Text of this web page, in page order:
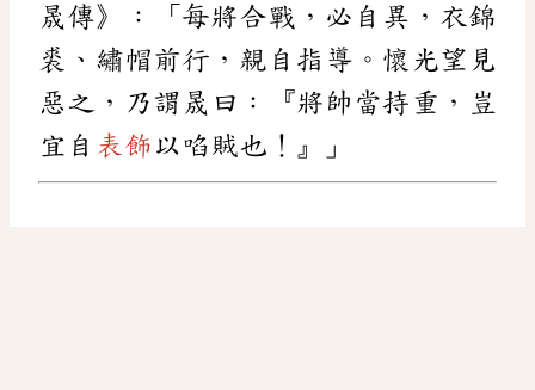
晟傳》：「每將合戰，必自異，衣錦
裘、繡帽前行，親自指導。懷光望見
惡之，乃謂晟曰：『將帥當持重，豈
宜自 表飾 以啗賊也！』」